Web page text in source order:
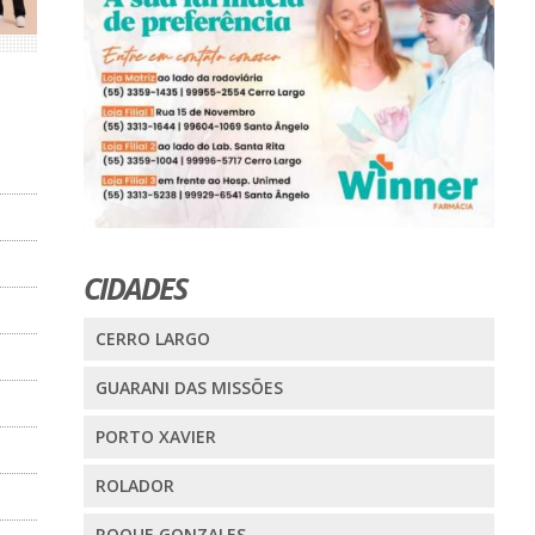
CIDADES
CERRO LARGO
GUARANI DAS MISSÕES
PORTO XAVIER
ROLADOR